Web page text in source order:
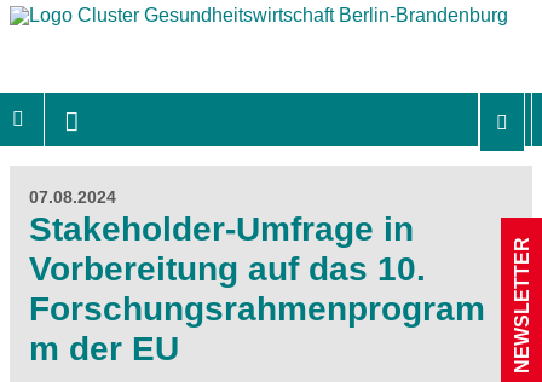
07.08.2024
Stakeholder-Umfrage in
Vorbereitung auf das 10.
Forschungsrahmenprogram
m der EU
NEWSLETTER